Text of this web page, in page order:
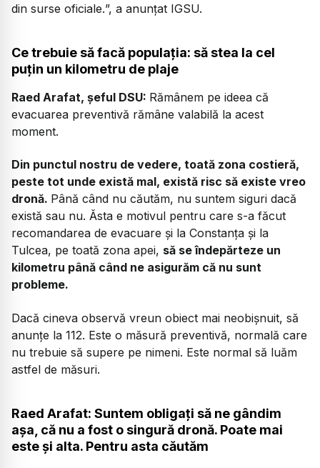
din surse oficiale.”, a anunțat IGSU.
Ce trebuie să facă populația: să stea la cel
puțin un kilometru de plaje
Raed Arafat, șeful DSU: Rămânem pe ideea că
evacuarea preventivă rămâne valabilă la acest
moment.
Din punctul nostru de vedere, toată zona costieră,
peste tot unde există mal, există risc să existe vreo
dronă. Până când nu căutăm, nu suntem siguri dacă
există sau nu. Ăsta e motivul pentru care s-a făcut
recomandarea de evacuare și la Constanța și la
Tulcea, pe toată zona apei, să se îndepărteze un
kilometru până când ne asigurăm că nu sunt
probleme.
Dacă cineva observă vreun obiect mai neobișnuit, să
anunțe la 112. Este o măsură preventivă, normală care
nu trebuie să supere pe nimeni. Este normal să luăm
astfel de măsuri.
Raed Arafat: Suntem obligați să ne gândim
așa, că nu a fost o singură dronă. Poate mai
este și alta. Pentru asta căutăm